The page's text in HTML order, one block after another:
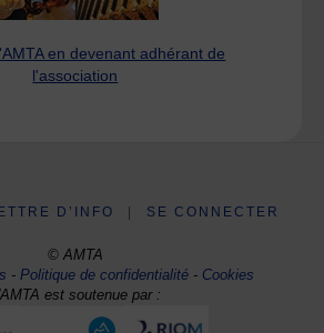
en devenant adhérant de
l'association
D’INFO SE CONNECTER
© AMTA
-Politique de confidentialité- Cookies
est soutenue par :